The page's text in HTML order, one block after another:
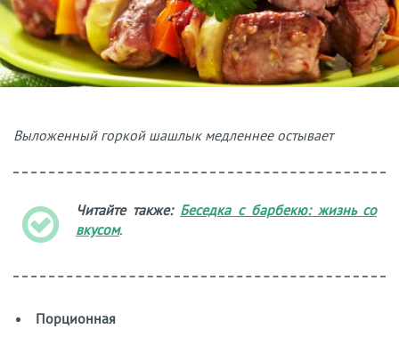
Выложенный горкой шашлык медленнее остывает
Читайте также: Беседка с барбекю: жизнь со
вкусом.
Порционная